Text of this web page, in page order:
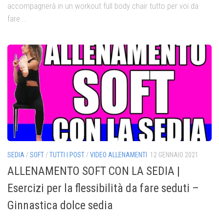
accompagnerà in un workout full body chair tutto per voi da
fare...
SEDIA /SOFT /TUTTI I POST /VIDEO ALLENAMENTI 12 GENNAIO 2021
ALLENAMENTO SOFT CON LA SEDIA |
Esercizi per la flessibilità da fare seduti –
Ginnastica dolce sedia